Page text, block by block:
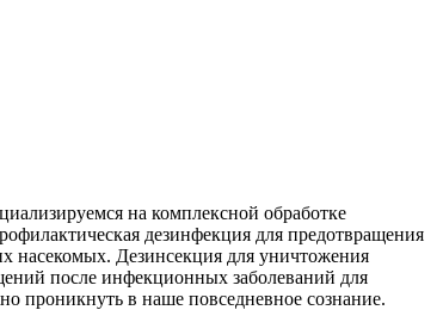
на комплексной обработке
дезинфекция для предотвращения
насекомых. Дезинсекция для уничтожения
после инфекционных заболеваний для
проникнуть в наше повседневное сознание.